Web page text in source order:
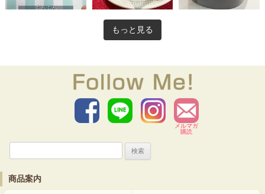
もっと見る
メルマガ
購読
商品案内